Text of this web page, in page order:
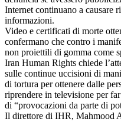
Internet continuano a causare
informazioni.
Video e certificati di morte
confermano che contro i
non proiettili di gomma come
Iran Human Rights chiede
sulle continue uccisioni di
di tortura per ottenere dalle
riprendere in televisione per
di “provocazioni da parte di
Il direttore di IHR, Mahmood